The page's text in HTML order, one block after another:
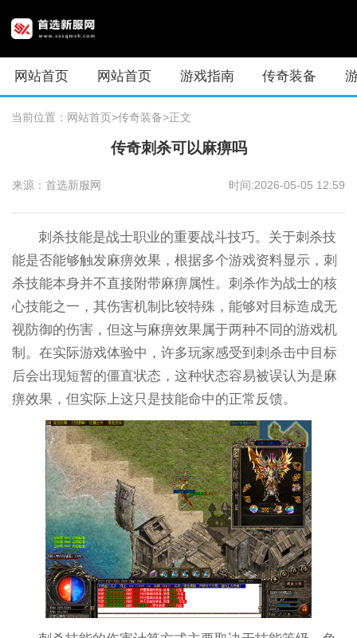
网站首页 网站首页 游戏指南 传奇装备
当前位置： 网站首页>传奇装备>正文
传奇刺杀可以麻痹吗
来源：首选新服网 时间:2026-05-05 12:59
刺杀技能是战士职业的重要战斗技巧。关于刺杀技
能是否能够触发麻痹效果，根据多个游戏资料显示，刺
杀技能本身并不直接附带麻痹属性。刺杀作为战士的核
心技能之一，其伤害机制比较特殊，能够对目标造成无
视防御的伤害，但这与麻痹效果属于两种不同的游戏机
制。在实际游戏体验中，许多玩家感受到刺杀击中目标
后会出现短暂的僵直状态，这种状态容易被误认为是麻
痹效果，但实际上这只是技能命中的正常反馈。